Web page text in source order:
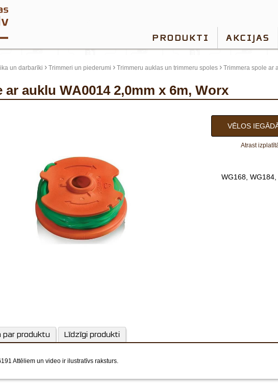
PRODUKTI AKCIJAS
un darbarīki › Trimmeri un piederumi › Trimmeru auklas un trimmeru spoles › Trimmera spole ar
ar auklu WA0014 2,0mm x 6m, Worx
VĒLOS
Atrast
WG168,
par produktu Līdzīgi produkti
Attēliem un video ir ilustratīvs raksturs.